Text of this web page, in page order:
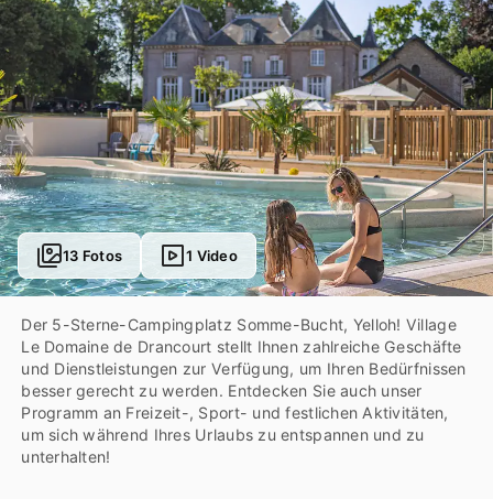
13 Fotos 1 Video
Der 5-Sterne-Campingplatz Somme-Bucht, Yelloh! Village
Le Domaine de Drancourt stellt Ihnen zahlreiche Geschäfte
und Dienstleistungen zur Verfügung, um Ihren Bedürfnissen
besser gerecht zu werden. Entdecken Sie auch unser
Programm an Freizeit-, Sport- und festlichen Aktivitäten,
um sich während Ihres Urlaubs zu entspannen und zu
unterhalten!